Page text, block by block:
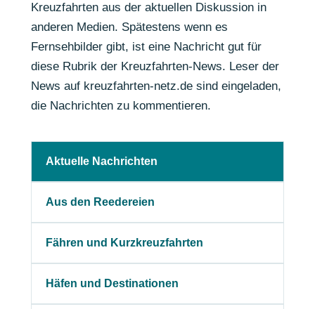
Kreuzfahrten aus der aktuellen Diskussion in
anderen Medien. Spätestens wenn es
Fernsehbilder gibt, ist eine Nachricht gut für
diese Rubrik der Kreuzfahrten-News. Leser der
News auf kreuzfahrten-netz.de sind eingeladen,
die Nachrichten zu kommentieren.
Aktuelle Nachrichten
Aus den Reedereien
Fähren und Kurzkreuzfahrten
Häfen und Destinationen